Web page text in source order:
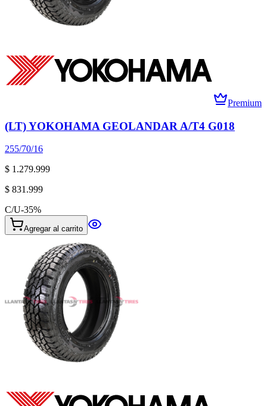
Premium
(LT) YOKOHAMA GEOLANDAR A/T4 G018
255/70/16
$ 1.279.999
$ 831.999
C/U-35%
Agregar al carrito